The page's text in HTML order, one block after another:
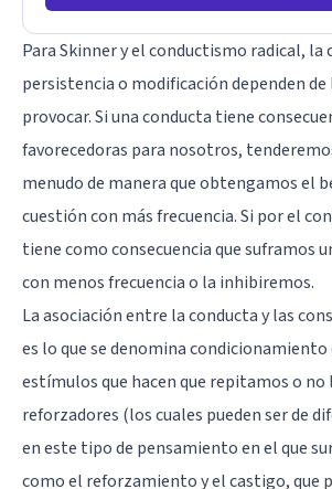
Para Skinner y el conductismo radical, la
persistencia o modificación dependen de
provocar. Si una conducta tiene
favorecedoras para nosotros,
menudo de manera que obtengamos el
cuestión con más frecuencia. Si por el
tiene como consecuencia que suframos
con menos frecuencia o la inhibiremos.
La asociación entre la conducta y las
es lo que se denominacondicionamiento
estímulos que hacen que repitamos o no
reforzadores (los cuales pueden ser de
en este tipo de pensamiento en el que
como el reforzamiento y el castigo, que